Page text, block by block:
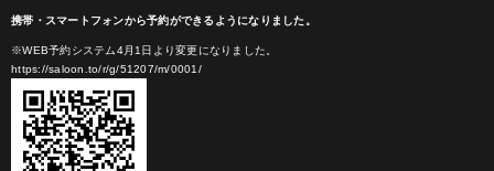
携帯・スマートフォンから予約ができるようになりました。
※WEB予約システム4月1日より変更になりました。
https://saloon.to/r/g/51207/m/0001/